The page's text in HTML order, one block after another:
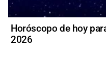
Horóscopo de hoy
2026